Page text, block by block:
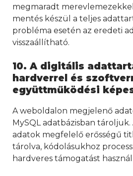
megmaradt
mentés készül a teljes
probléma esetén az eredeti
visszaállítható.
10. A digitális
hardverrel és
együttműködési
A weboldalon megjelenő
MySQL adatbázisban
adatok megfelelő erősségű
tárolva, kódolásukhoz
hardveres támogatást